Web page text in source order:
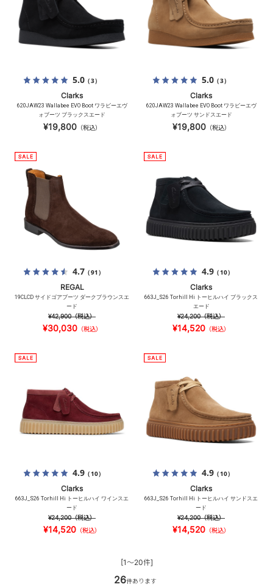
5.0（3）
Clarks
620JAW23 Wallabee EVO Boot ワラビーエヴ
ォブーツ ブラックスエード
¥19,800（税込）
5.0（3）
Clarks
620JAW23 Wallabee EVO Boot ワラビーエヴ
ォブーツ サンドスエード
¥19,800（税込）
4.7（91）
REGAL
19CLCD サイドゴアブーツ ダークブラウンスエ
ード
¥42,900（税込）
¥30,030（税込）
4.9（10）
Clarks
663J_S26 Torhill Hi トーヒルハイ ブラックス
エード
¥24,200（税込）
¥14,520 （税込）
4.9（10）
Clarks
663J_S26 Torhill Hi トーヒルハイ ワインスエ
ード
¥24,200（税込）
¥14,520 （税込）
4.9（10）
Clarks
663J_S26 Torhill Hi トーヒルハイ サンドスエ
ード
¥24,200（税込）
¥14,520 （税込）
[1～20件]
26件あります